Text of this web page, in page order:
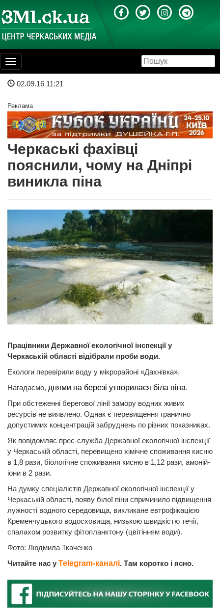
Toggle
navigation
02.09.16 11:21
Реклама
Черкаські фахівці
пояснили, чому на Дніпрі
виникла піна
Працівники Державної екологічної інспекції у
Черкаській області відібрали проби води.
Екологи перевірили воду у мікрорайоні «Дахнівка».
Нагадаємо, днями на березі утворилася біла піна.
При обстеженні берегової лінії замору водних живих
ресурсів не виявлено. Однак є перевищення гранично
допустимих концентрацій забруднень по різних показниках.
Як повідомляє прес-служба Державної екологічної інспекції
у Черкаській області, перевищено хімічне споживання кисню
в 1,8 рази, біологічне споживання кисню в 1,12 рази, амоній-
іони в 2 рази.
На думку спеціалістів Державної екологічної інспекції у
Черкаській області, появу білої піни спричинило підвищення
лужності водного середовища, викликане евтрофікацією
Кременчуцького водосховища, низькою швидкістю течії,
спалахом розвитку фітопланктону (цвітінням води).
Фото: Людмила Ткаченко
Читайте нас у Telegram-каналі. Там коротко і ясно.